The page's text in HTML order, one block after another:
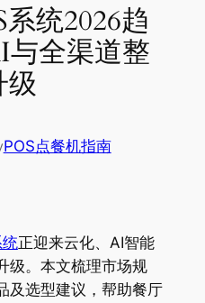
统2026趋
全渠道整
级
POS点餐机指南
正迎来云化、AI智能
级。本文梳理市场规
及选型建议，帮助餐厅